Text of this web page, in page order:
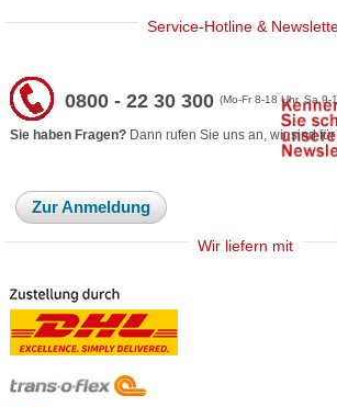
Service-Hotline &
0800 - 22 30 300(Mo-Fr 8-18 Uhr, Sa 9-
Sie haben Fragen? Dann rufen Sie uns an, wir sind
Zur Anmeldung
Wir liefern mit